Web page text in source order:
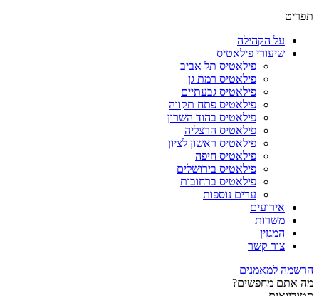
תפריט
על הקהילה
שיעורי פילאטיס
פילאטיס תל אביב
פילאטיס רמת גן
פילאטיס גבעתיים
פילאטיס פתח תקווה
פילאטיס בהוד השרון
פילאטיס הרצליה
פילאטיס ראשון לציון
פילאטיס חיפה
פילאטיס בירושלים
פילאטיס ברחובות
ערים נוספות
אירועים
משרות
המגזין
צור קשר
הרשמה למאמנים
מה אתם מחפשים?